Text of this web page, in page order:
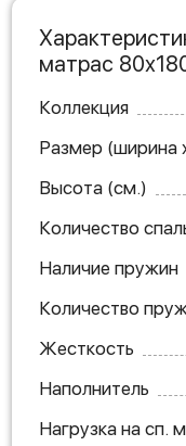
матрас
Коллекция
Размер (ширина
Высота (см.)
Количество
Наличие пружин
Количество
Жесткость
Наполнитель
Нагрузка на сп.